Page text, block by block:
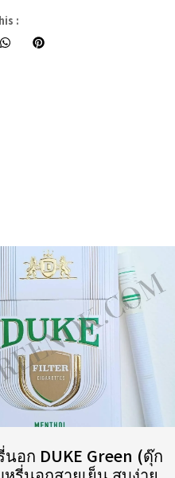
:
อก DUKE Green (ดุ๊ก